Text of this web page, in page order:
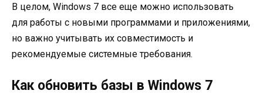
В целом, Windows 7 все еще можно использовать
для работы с новыми программами и приложениями,
но важно учитывать их совместимость и
рекомендуемые системные требования.
Как обновить базы в Windows 7